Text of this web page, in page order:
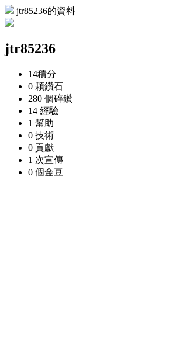
jtr85236的資料
jtr85236
14積分
0 顆鑽石
280 個碎鑽
14 經驗
1 幫助
0 技術
0 貢獻
1 次宣傳
0 個金豆